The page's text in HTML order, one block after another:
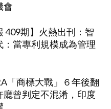
會
409期】火熱出刊：智
：當專利規模成為管理
「商標大戰」６年後翻
廳曾判定不混淆，印度